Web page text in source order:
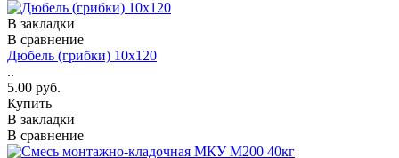
В закладки
В сравнение
Дюбель (грибки) 10х120
..
5.00 руб.
Купить
В закладки
В сравнение